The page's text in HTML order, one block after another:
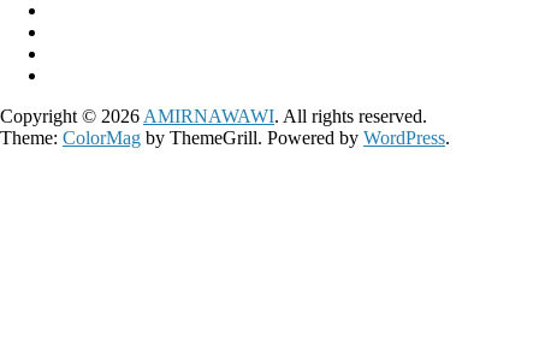
Copyright © 2026 AMIRNAWAWI. All rights reserved.
Theme: ColorMag by ThemeGrill. Powered by WordPress.